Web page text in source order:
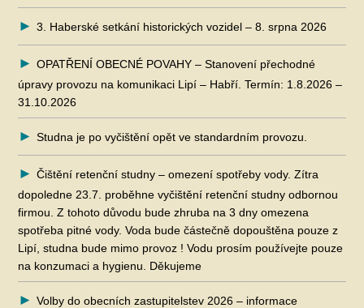
3. Haberské setkání historických vozidel – 8. srpna 2026
OPATŘENÍ OBECNÉ POVAHY – Stanovení přechodné
úpravy provozu na komunikaci Lipí – Habří. Termín: 1.8.2026 –
31.10.2026
Studna je po vyčištění opět ve standardním provozu.
Čištění retenční studny – omezení spotřeby vody. Zítra
dopoledne 23.7. proběhne vyčištění retenční studny odbornou
firmou. Z tohoto důvodu bude zhruba na 3 dny omezena
spotřeba pitné vody. Voda bude částečně dopouštěna pouze z
Lipí, studna bude mimo provoz ! Vodu prosím používejte pouze
na konzumaci a hygienu. Děkujeme
Volby do obecních zastupitelstev 2026 – informace